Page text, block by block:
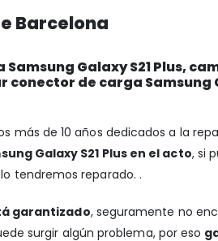
Barcelona
Galaxy S21 Plus,
conector de carga Samsung
más de 10 años dedicados a la
Galaxy S21 Plus en el acto, si
tendremos reparado. .
garantizado, seguramente no
surgir algún problema, por eso